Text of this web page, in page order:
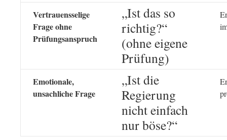
Vertrauensselige
Frage ohne
Prüfungsanspruch
„Ist das so
richtig?“
(ohne eigene
Prüfung)
Emotionale,
unsachliche Frage
„Ist die
Regierung
nicht einfach
nur böse?“